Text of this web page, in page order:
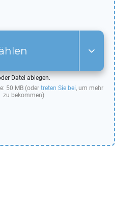
Datei ablegen.
50 MB (oder treten Sie bei, um mehr
zu bekommen)